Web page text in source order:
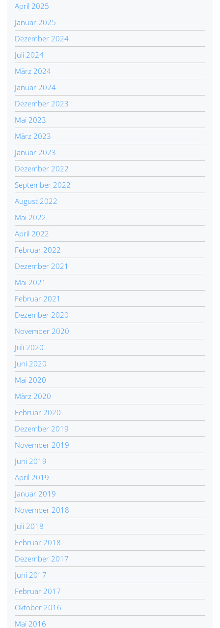
April 2025
Januar 2025
Dezember 2024
Juli 2024
März 2024
Januar 2024
Dezember 2023
Mai 2023
März 2023
Januar 2023
Dezember 2022
September 2022
August 2022
Mai 2022
April 2022
Februar 2022
Dezember 2021
Mai 2021
Februar 2021
Dezember 2020
November 2020
Juli 2020
Juni 2020
Mai 2020
März 2020
Februar 2020
Dezember 2019
November 2019
Juni 2019
April 2019
Januar 2019
November 2018
Juli 2018
Februar 2018
Dezember 2017
Juni 2017
Februar 2017
Oktober 2016
Mai 2016